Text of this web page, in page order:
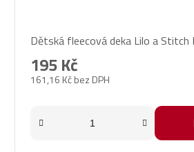
Dětská fleecová deka Lilo a Stitch
161,16 Kč bez DPH
195 Kč